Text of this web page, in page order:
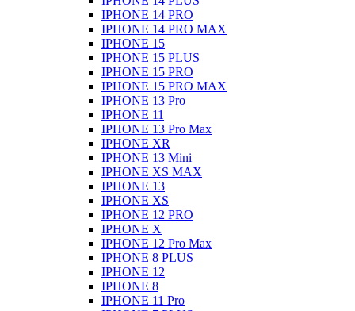
IPHONE 14 PRO
IPHONE 14 PRO MAX
IPHONE 15
IPHONE 15 PLUS
IPHONE 15 PRO
IPHONE 15 PRO MAX
IPHONE 13 Pro
IPHONE 11
IPHONE 13 Pro Max
IPHONE XR
IPHONE 13 Mini
IPHONE XS MAX
IPHONE 13
IPHONE XS
IPHONE 12 PRO
IPHONE X
IPHONE 12 Pro Max
IPHONE 8 PLUS
IPHONE 12
IPHONE 8
IPHONE 11 Pro